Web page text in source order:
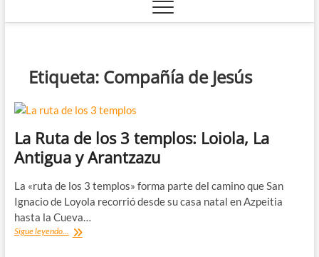
Etiqueta: Compañía de Jesús
La Ruta de los 3 templos: Loiola, La
Antigua y Arantzazu
La «ruta de los 3 templos» forma parte del camino que San
Ignacio de Loyola recorrió desde su casa natal en Azpeitia
hasta la Cueva…
Sigue leyendo... La